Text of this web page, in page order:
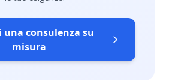
una consulenza su
misura